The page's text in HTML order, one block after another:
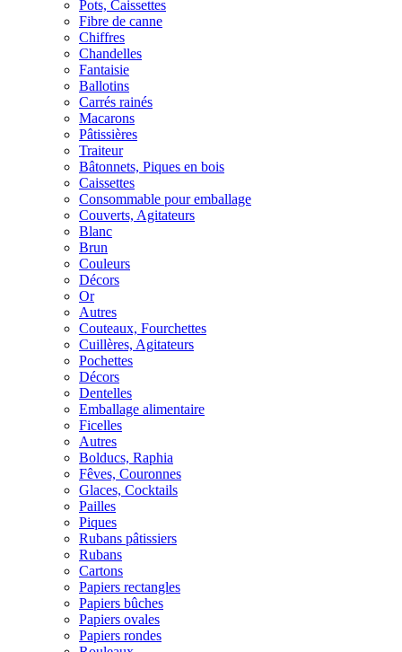
Pots, Caissettes
Fibre de canne
Chiffres
Chandelles
Fantaisie
Ballotins
Carrés rainés
Macarons
Pâtissières
Traiteur
Bâtonnets, Piques en bois
Caissettes
Consommable pour emballage
Couverts, Agitateurs
Blanc
Brun
Couleurs
Décors
Or
Autres
Couteaux, Fourchettes
Cuillères, Agitateurs
Pochettes
Décors
Dentelles
Emballage alimentaire
Ficelles
Autres
Bolducs, Raphia
Fêves, Couronnes
Glaces, Cocktails
Pailles
Piques
Rubans pâtissiers
Rubans
Cartons
Papiers rectangles
Papiers bûches
Papiers ovales
Papiers rondes